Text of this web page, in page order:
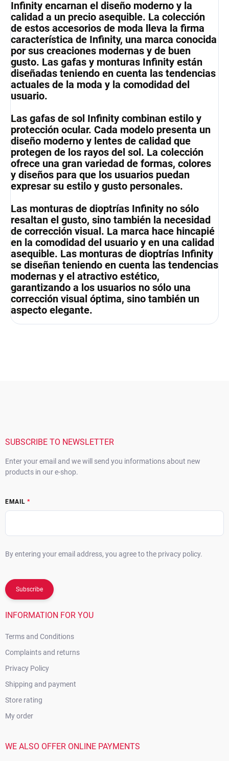
Infinity encarnan el diseño moderno y la
calidad a un precio asequible. La colección
de estos accesorios de moda lleva la firma
característica de Infinity, una marca conocida
por sus creaciones modernas y de buen
gusto. Las gafas y monturas Infinity están
diseñadas teniendo en cuenta las tendencias
actuales de la moda y la comodidad del
usuario.
Las gafas de sol Infinity combinan estilo y
protección ocular. Cada modelo presenta un
diseño moderno y lentes de calidad que
protegen de los rayos del sol. La colección
ofrece una gran variedad de formas, colores
y diseños para que los usuarios puedan
expresar su estilo y gusto personales.
Las monturas de dioptrías Infinity no sólo
resaltan el gusto, sino también la necesidad
de corrección visual. La marca hace hincapié
en la comodidad del usuario y en una calidad
asequible. Las monturas de dioptrías Infinity
se diseñan teniendo en cuenta las tendencias
modernas y el atractivo estético,
garantizando a los usuarios no sólo una
corrección visual óptima, sino también un
aspecto elegante.
SUBSCRIBE TO NEWSLETTER
Enter your email and we will send you informations about new
products in our e-shop.
EMAIL
By entering your email address, you agree to the privacy policy.
Subscribe
INFORMATION FOR YOU
Terms and Conditions
Complaints and returns
Privacy Policy
Shipping and payment
Store rating
My order
WE ALSO OFFER ONLINE PAYMENTS